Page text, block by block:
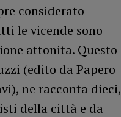
considerato
le vicende sono
attonita. Questo
(edito da Papero
ne racconta dieci,
della città e da